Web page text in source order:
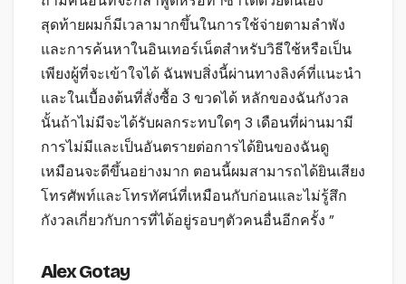
สุดท้ายผมก็มีเวลามากขึ้นในการใช้จ่ายตามลำพัง
และการค้นหาในอินเทอร์เน็ตสำหรับวิธีใช้หรือเป็น
เพียงผู้ที่จะเข้าใจได้ ฉันพบสิ่งนี้ผ่านทางลิงค์ที่แนะนำ
และในเบื้องต้นที่สั่งซื้อ 3 ขวดได้ หลักของฉันกังวล
นั้นถ้าไม่มีจะได้รับผลกระทบใดๆ 3 เดือนที่ผ่านมามี
การไม่มีและเป็นอันตรายต่อการได้ยินของฉันดู
เหมือนจะดีขึ้นอย่างมาก ตอนนี้ผมสามารถได้ยินเสียง
โทรศัพท์และโทรทัศน์ที่เหมือนกับก่อนและไม่รู้สึก
กังวลเกี่ยวกับการที่ได้อยู่รอบๆตัวคนอื่นอีกครั้ง ”
Alex Gotay